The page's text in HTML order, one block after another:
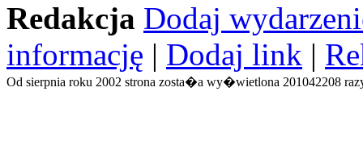
Redakcja Dodaj
informację | Dodaj link |
Od sierpnia roku 2002 strona zosta�a wy�wietlona 201042208